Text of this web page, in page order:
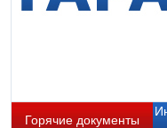
Горячие документы